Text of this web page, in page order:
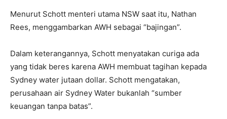
Menurut Schott menteri utama NSW saat itu, Nathan
Rees, menggambarkan AWH sebagai “bajingan”.
Dalam keterangannya, Schott menyatakan curiga ada
yang tidak beres karena AWH membuat tagihan kepada
Sydney water jutaan dollar. Schott mengatakan,
perusahaan air Sydney Water bukanlah “sumber
keuangan tanpa batas”.